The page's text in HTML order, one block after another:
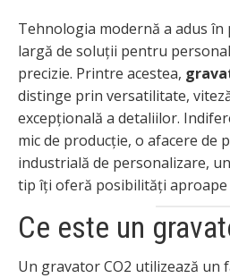
Tehnologia modernă a adus
largă de soluții pentru
precizie. Printre acestea,
distinge prin versatilitate,
excepțională a detaliilor.
mic de producție, o afacere de
industrială de personalizare,
tip îți oferă posibilități aproape
Ce este un
Un gravator CO2 utilizează un